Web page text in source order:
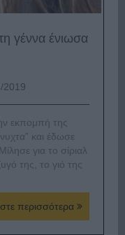
γέννα ένιωσα
2019
εκπομπή της
και έδωσε
για το σίριαλ
της, το γιό της
περισσότερα